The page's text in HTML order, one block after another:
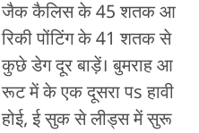
जैक कैलिस के 45 शतक आ
रिकी पोंटिंग के 41 शतक से
कुछे डेग दूर बाड़ें। बुमराह आ
रूट में के एक दूसरा पs हावी
होई, ई सुक से लीड्स में सुरू